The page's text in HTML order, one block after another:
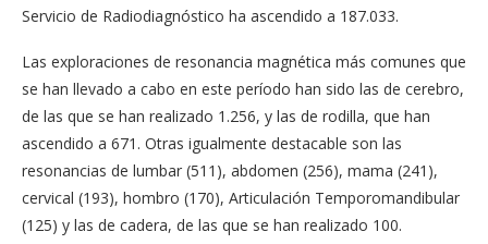
Servicio de Radiodiagnóstico ha ascendido a 187.033.
Las exploraciones de resonancia magnética más comunes que
se han llevado a cabo en este período han sido las de cerebro,
de las que se han realizado 1.256, y las de rodilla, que han
ascendido a 671. Otras igualmente destacable son las
resonancias de lumbar (511), abdomen (256), mama (241),
cervical (193), hombro (170), Articulación Temporomandibular
(125) y las de cadera, de las que se han realizado 100.